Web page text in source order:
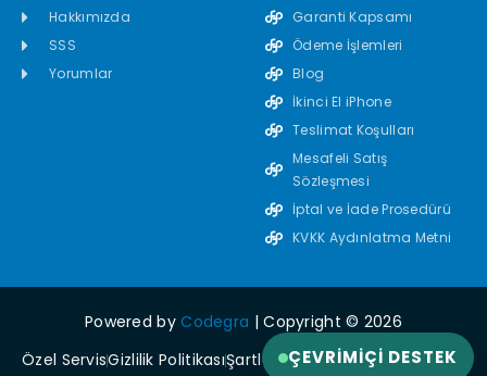
Hakkımızda
SSS
Yorumlar
Garanti Kapsamı
Ödeme İşlemleri
Blog
İkinci El iPhone
Teslimat Koşulları
Mesafeli Satış
Sözleşmesi
İptal ve İade Prosedürü
KVKK Aydınlatma Metni
Powered byCodegra | Copyright © 2026
Özel ServisGizlilik PolitikasıŞartlar ve Koşullar
ÇEVRIMIÇI DESTEK